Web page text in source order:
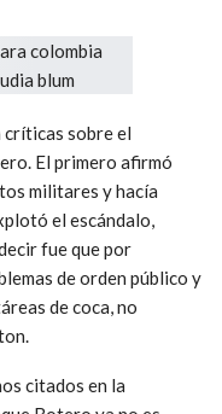
críticas sobre el
El primero afirmó
militares y hacía
el escándalo,
fue que por
de orden público y
de coca, no
citados en la